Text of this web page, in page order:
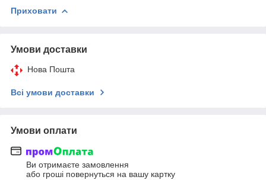
Приховати
Умови доставки
Нова Пошта
Всі умови доставки
Умови оплати
Ви отримаєте замовлення
або гроші повернуться на вашу картку